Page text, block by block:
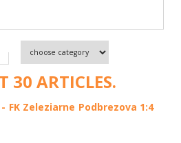
30 ARTICLES.
FK Zeleziarne Podbrezova 1:4